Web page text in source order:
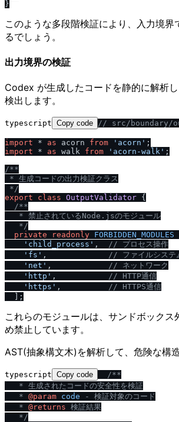
このような多段階検証により、入力境界
るでしょう。
出力境界の検証
Codex が生成したコードを静的に解析
検出します。
typescript Copy code // src/ boundary/
import * as acorn from 'acorn'
import * as walk from 'acorn-walk' ;
/**
* 生成コードの出力検証クラス
*/
export
class OutputValidator {
/**
   * 禁止されているNode.jsのモジュール
   *
/
private
readonly FORBIDDEN_MODULES
'child_process' , // プロセス操作
'fs' , // ファイルシステ
'net' , // ネットワーク
'http' , // HTTP通信
'https' , // HTTPS通信
これらのモジュールは、サンドボックス
め禁止しています。
AST(抽象構文木)を解析して、危険な構
typescript Copy code /**
   * 生成されたコードの安全性を検証
   *
@param code - 検証対象のコード
   *
@returns 検証結果
   *
/